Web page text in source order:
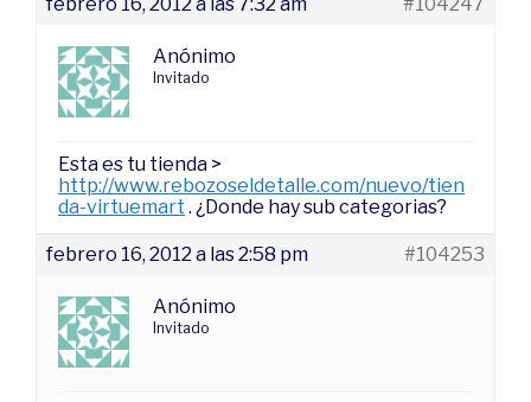
Anónimo
Invitado
Esta es tu tienda >
http://www.rebozoseldetalle.com/nuevo/tien
da-virtuemart . ¿Donde hay sub categorias?
febrero 16, 2012 a las 2:58 pm #104253
Anónimo
Invitado